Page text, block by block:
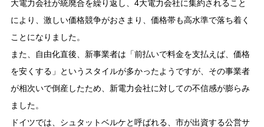
大電力会社が統廃合を繰り返し、4大電力会社に集約されること
により、激しい価格競争がおさまり、価格帯も高水準で落ち着く
ことになりました。
また、自由化直後、新事業者は「前払いで料金を支払えば、価格
を安くする」というスタイルが多かったようですが、その事業者
が相次いで倒産したため、新電力会社に対しての不信感が膨らみ
ました。
ドイツでは、シュタットベルケと呼ばれる、市が出資する公営サ